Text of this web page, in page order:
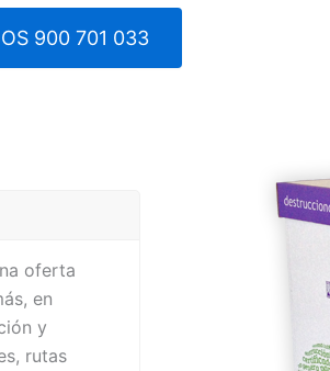
900 701 033
oferta
en
y
rutas